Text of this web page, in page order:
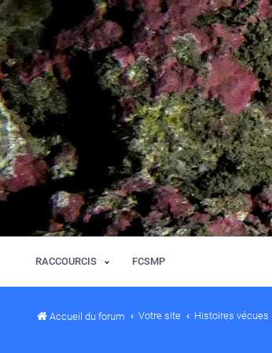
RACCOURCIS FCSMP
Accueil du forum Votre site Histoires vécues